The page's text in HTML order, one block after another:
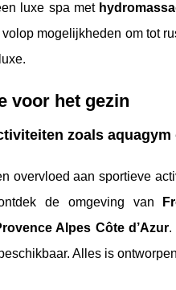
luxe spa met
mogelijkheden om tot
voor het gezin
zoals
overvloed aan sportieve
de omgeving van
Alpes Côte d’Azur.
Alles is